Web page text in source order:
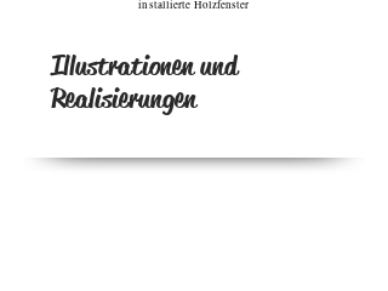
installierte Holzfenster
Illustrationen und
Realisierungen